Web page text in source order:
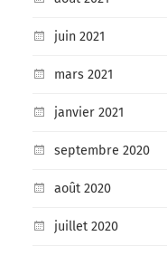
juin 2021
mars 2021
janvier 2021
septembre 2020
août 2020
juillet 2020